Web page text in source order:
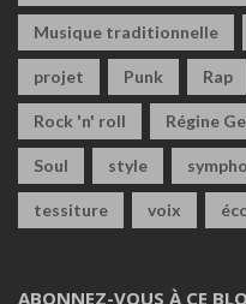
Musique traditionnelle
projet Punk Rap
Rock 'n' roll Régine
Soul style
tessiture voix
ABONNEZ-VOUS À CE